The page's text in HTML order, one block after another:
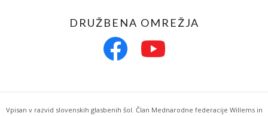
DRUŽBENA OMREŽJA
Vpisan v razvid slovenskih glasbenih šol. Član Mednarodne federacije Willems in